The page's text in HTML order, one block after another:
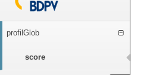
profilGlob
score